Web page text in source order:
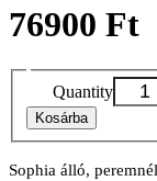
76900 Ft
Quantity
Kosárba
Sophia álló,